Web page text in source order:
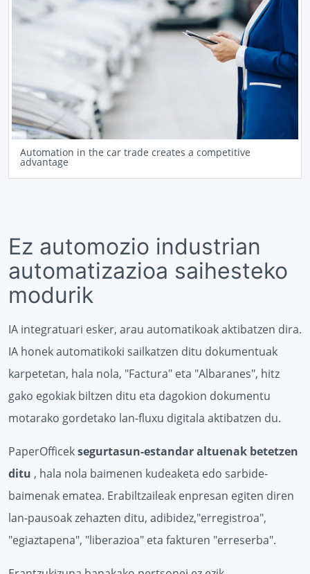
Automation in the car trade creates a competitive
advantage
Ez automozio industrian
automatizazioa saihesteko
modurik
IA integratuari esker, arau automatikoak aktibatzen dira.
IA honek automatikoki sailkatzen ditu dokumentuak
karpetetan, hala nola, "Factura" eta "Albaranes", hitz
gako egokiak biltzen ditu eta dagokion dokumentu
motarako gordetako lan-fluxu digitala aktibatzen du.
PaperOfficeksegurtasun-estandar altuenak betetzen
ditu , hala nola baimenen kudeaketa edo sarbide-
baimenak ematea. Erabiltzaileak enpresan egiten diren
lan-pausoak zehazten ditu, adibidez,"erregistroa",
"egiaztapena", "liberazioa" eta fakturen "erreserba".